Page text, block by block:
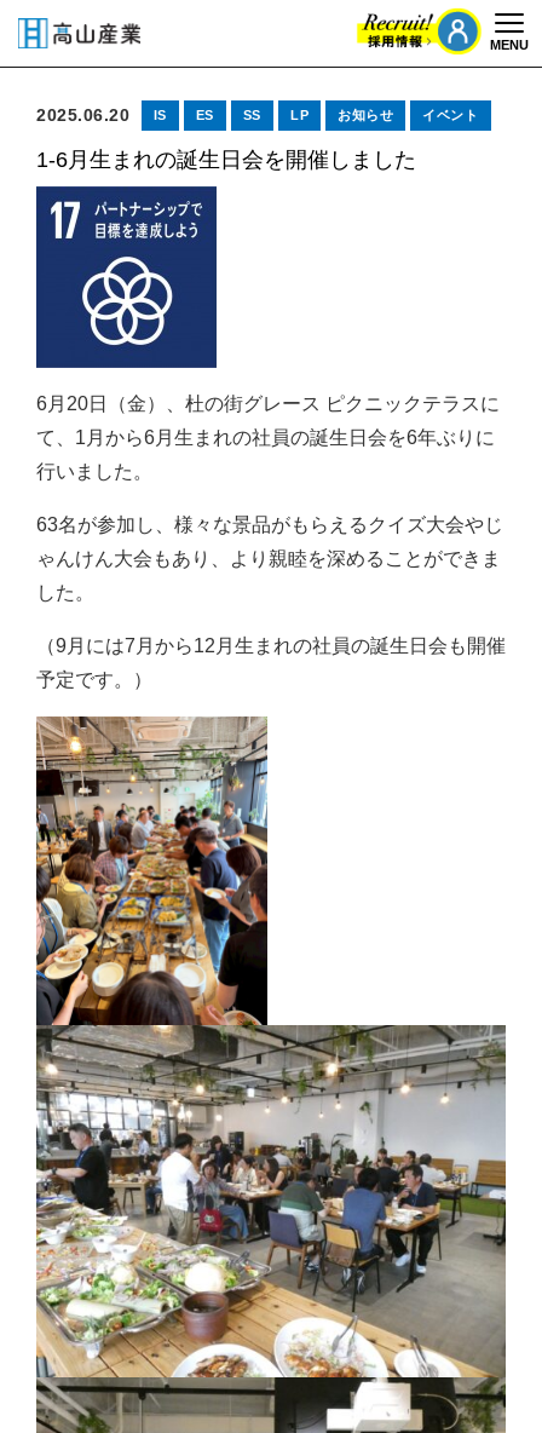
MENU
2025.06.20 IS ES SS LP お知らせ イベント
1-6月生まれの誕生日会を開催しました
6月20日（金）、杜の街グレース ピクニックテラスに
て、1月から6月生まれの社員の誕生日会を6年ぶりに
行いました。
63名が参加し、様々な景品がもらえるクイズ大会やじ
ゃんけん大会もあり、より親睦を深めることができま
した。
（9月には7月から12月生まれの社員の誕生日会も開催
予定です。）